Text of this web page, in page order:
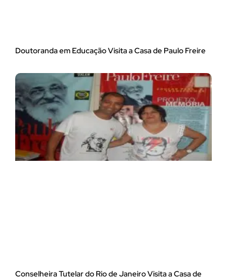
Doutoranda em Educação Visita a Casa de Paulo Freire
Conselheira Tutelar do Rio de Janeiro Visita a Casa de